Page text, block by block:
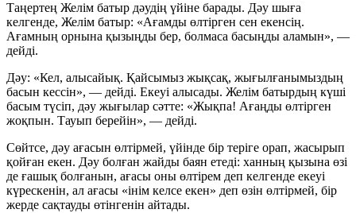
Таңертең Желім батыр дәудің үйіне барады. Дәу шыға
келгенде, Желім батыр: «Ағамды өлтірген сен екенсің.
Ағамның орнына қызыңды бер, болмаса басыңды аламын», —
дейді.
Дәу: «Кел, алысайық. Қайсымыз жықсақ, жығылғанымыздың
басын кессін», — дейді. Екеуі алысады. Желім батырдың күші
басым түсіп, дәу жығылар сәтте: «Жықпа! Ағаңды өлтірген
жоқпын. Тауып берейін», — дейді.
Сөйтсе, дәу ағасын өлтірмей, үйінде бір теріге орап, жасырып
қойған екен. Дәу болған жайды баян етеді: ханның қызына өзі
де ғашық болғанын, ағасы оны өлтірем деп келгенде екеуі
күрескенін, ал ағасы «інім келсе екен» деп өзін өлтірмей, бір
жерде сақтауды өтінгенін айтады.